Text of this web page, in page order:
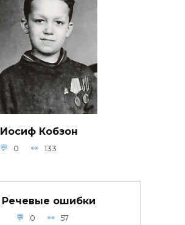
Иосиф Кобзон
0 133
Речевые ошибки
0 57